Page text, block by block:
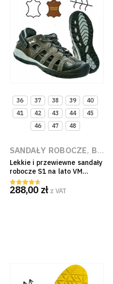
36 37 38 39
40
41
42 43 44
45
46
47 48
SANDAŁY ROBOCZE, BUTY ROBOCZE LETNIE
Lekkie i przewiewne sandały
robocze S1 na lato VM
Footwear z oddychającą
cholewką
4.50out of 5
288,00 zł z VAT